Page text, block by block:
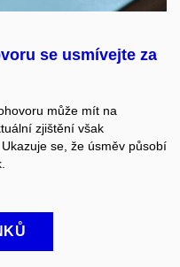
se usmívejte za
může mít na
zjištění však
se, že úsměv působí